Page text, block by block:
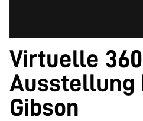
Virtuelle
Ausstellung
Gibson